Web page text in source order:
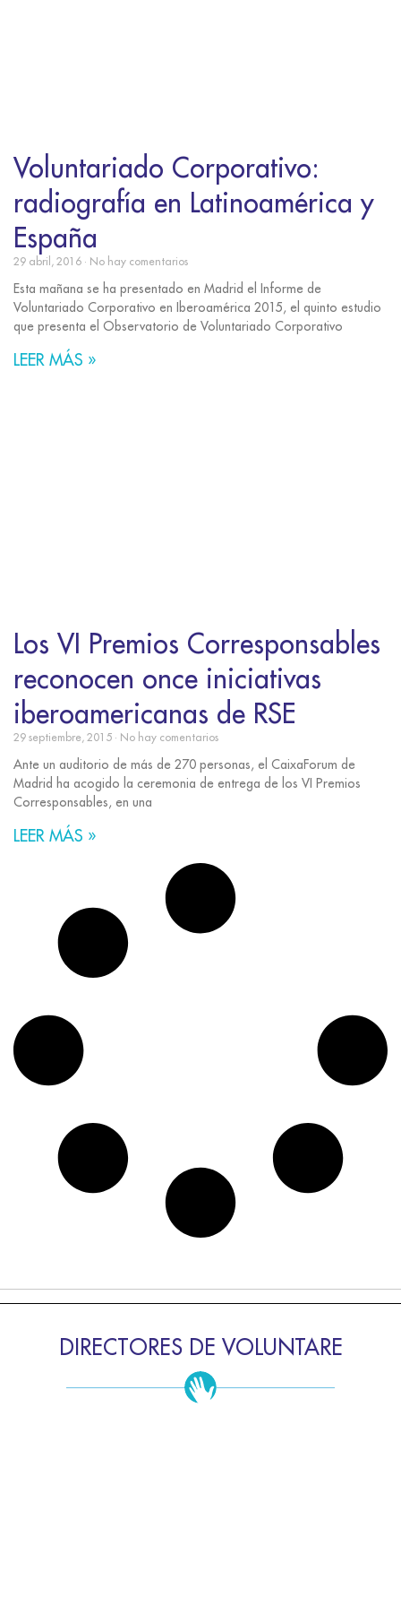
Voluntariado Corporativo:
radiografía en Latinoamérica y
España
29 abril, 2016 No hay comentarios
Esta mañana se ha presentado en Madrid el Informe de
Voluntariado Corporativo en Iberoamérica 2015, el quinto estudio
que presenta el Observatorio de Voluntariado Corporativo
LEER MÁS »
Los VI Premios Corresponsables
reconocen once iniciativas
iberoamericanas de RSE
29 septiembre, 2015 No hay comentarios
Ante un auditorio de más de 270 personas, el CaixaForum de
Madrid ha acogido la ceremonia de entrega de los VI Premios
Corresponsables, en una
LEER MÁS »
DIRECTORES DE VOLUNTARE